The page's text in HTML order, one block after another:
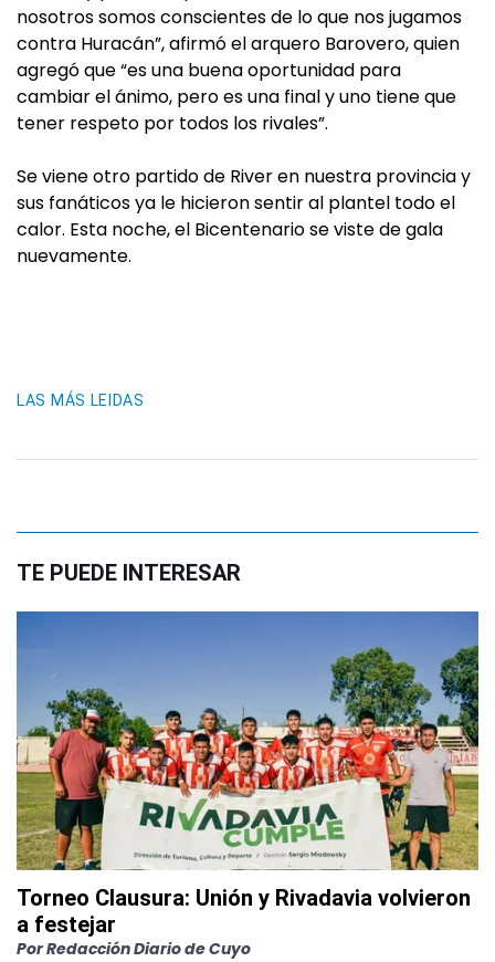
nosotros somos conscientes de lo que nos jugamos
contra Huracán”, afirmó el arquero Barovero, quien
agregó que “es una buena oportunidad para
cambiar el ánimo, pero es una final y uno tiene que
tener respeto por todos los rivales”.
Se viene otro partido de River en nuestra provincia y
sus fanáticos ya le hicieron sentir al plantel todo el
calor. Esta noche, el Bicentenario se viste de gala
nuevamente.
LAS MÁS LEIDAS
TE PUEDE INTERESAR
Torneo Clausura: Unión y Rivadavia volvieron
a festejar
PorRedacción Diario de Cuyo